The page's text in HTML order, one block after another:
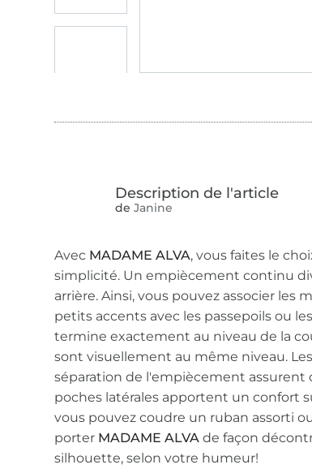
de Janine
Avec MADAME ALVA, vous faites le
simplicité. Un empiècement continu
arrière. Ainsi, vous pouvez associer les
petits accents avec les passepoils ou
termine exactement au niveau de la
sont visuellement au même niveau.
séparation de l'empiècement assurent
poches latérales apportent un confort
vous pouvez coudre un ruban assorti
porter MADAME ALVA de façon
silhouette, selon votre humeur!